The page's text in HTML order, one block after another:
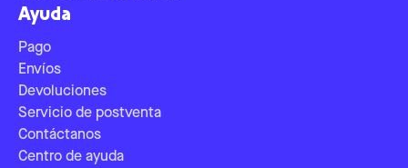
Ayuda
Pago
Envíos
Devoluciones
Servicio de postventa
Contáctanos
Centro de ayuda